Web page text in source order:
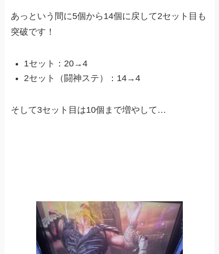
あっという間に5個から14個に戻して2セット目も
突破です！
1セット：20→4
2セット（闘神ステ）：14→4
そして3セット目は10個まで増やして…